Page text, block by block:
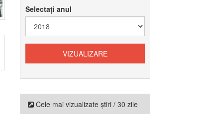
Selectați anul
Cele mai vizualizate știri / 30 zile